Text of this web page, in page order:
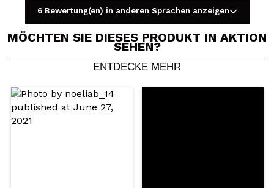
Ein Video oder Foto teilen
Dein Video könnte das erste sein. Stell es dir vor...
Würden Sie diesen Kauf empfehlen?
6 Bewertung(en) in anderen Sprachen anzeigen
MÖCHTEN SIE DIESES PRODUKT IN AKTION
SEHEN?
ENTDECKE MEHR